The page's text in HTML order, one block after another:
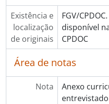
Existência e
localização
de originais
FGV/
disponível
CPDOC
Área de notas
Nota
Anexo